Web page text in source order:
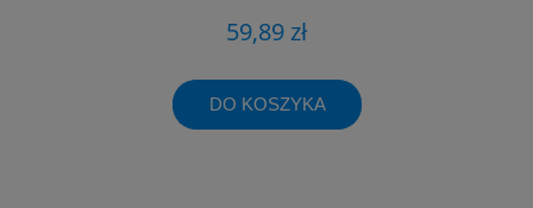
59,89 zł
DO KOSZYKA